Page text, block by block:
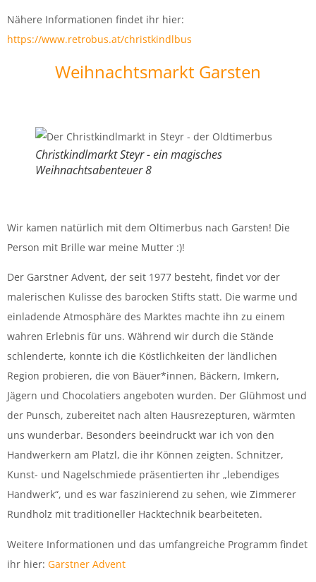
Nähere Informationen findet ihr hier:
https://www.retrobus.at/christkindlbus
Weihnachtsmarkt Garsten
Christkindlmarkt Steyr - ein magisches
Weihnachtsabenteuer 8
Wir kamen natürlich mit dem Oltimerbus nach Garsten! Die
Person mit Brille war meine Mutter :)!
Der Garstner Advent, der seit 1977 besteht, findet vor der
malerischen Kulisse des barocken Stifts statt. Die warme und
einladende Atmosphäre des Marktes machte ihn zu einem
wahren Erlebnis für uns. Während wir durch die Stände
schlenderte, konnte ich die Köstlichkeiten der ländlichen
Region probieren, die von Bäuer*innen, Bäckern, Imkern,
Jägern und Chocolatiers angeboten wurden. Der Glühmost und
der Punsch, zubereitet nach alten Hausrezepturen, wärmten
uns wunderbar. Besonders beeindruckt war ich von den
Handwerkern am Platzl, die ihr Können zeigten. Schnitzer,
Kunst- und Nagelschmiede präsentierten ihr „lebendiges
Handwerk“, und es war faszinierend zu sehen, wie Zimmerer
Rundholz mit traditioneller Hacktechnik bearbeiteten.
Weitere Informationen und das umfangreiche Programm findet
ihr hier: Garstner Advent